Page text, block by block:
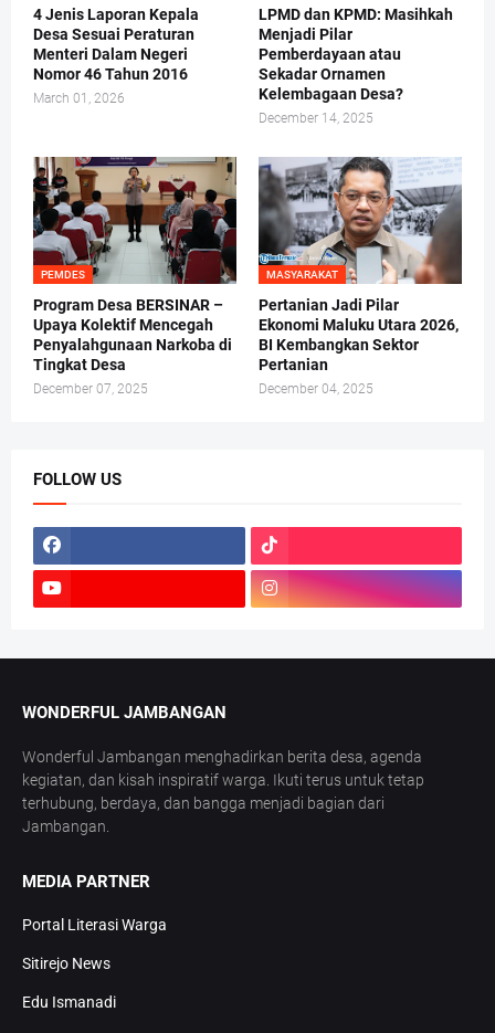
4 Jenis Laporan Kepala
Desa Sesuai Peraturan
Menteri Dalam Negeri
Nomor 46 Tahun 2016
March 01, 2026
LPMD dan KPMD: Masihkah
Menjadi Pilar
Pemberdayaan atau
Sekadar Ornamen
Kelembagaan Desa?
December 14, 2025
PEMDES
Program Desa BERSINAR –
Upaya Kolektif Mencegah
Penyalahgunaan Narkoba di
Tingkat Desa
December 07, 2025
MASYARAKAT
Pertanian Jadi Pilar
Ekonomi Maluku Utara 2026,
BI Kembangkan Sektor
Pertanian
December 04, 2025
FOLLOW US
WONDERFUL JAMBANGAN
Wonderful Jambangan menghadirkan berita desa, agenda
kegiatan, dan kisah inspiratif warga. Ikuti terus untuk tetap
terhubung, berdaya, dan bangga menjadi bagian dari
Jambangan.
MEDIA PARTNER
Portal Literasi Warga
Sitirejo News
Edu Ismanadi